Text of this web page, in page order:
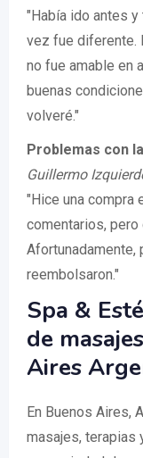
"Había ido antes
vez fue diferente.
no fue amable en
buenas
volveré."
Problemas con
Guillermo
"Hice una compra
comentarios,
Afortunadamente,
reembolsaron."
Spa &
de
Aires
En Buenos Aires,
masajes, terapias